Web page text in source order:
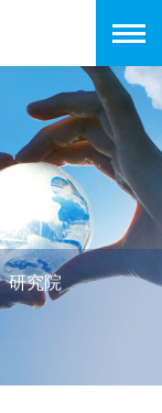
研究院